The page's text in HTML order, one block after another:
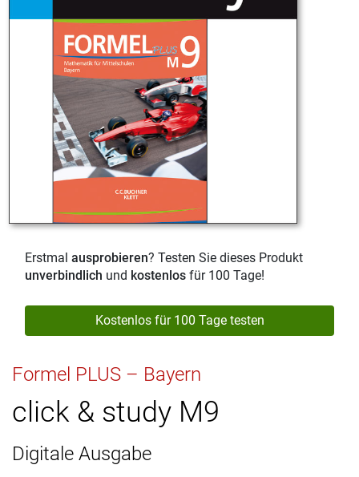
Erstmal ausprobieren? Testen Sie dieses Produkt
unverbindlich und kostenlos für 100 Tage!
Kostenlos für 100 Tage testen
Formel PLUS – Bayern
click & study M9
Digitale Ausgabe